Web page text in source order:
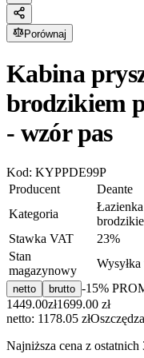
Porównaj
Kabina
brodzikiem
- wzór pas
Kod: KYPPDE99P
Producent
Deante
Kategoria
Stawka VAT
23%
Stan
magazynowy
netto brutto -15%
1449.00zł1699.00 zł
netto: 1178.05 zł
Najniższa cena z ostatnich